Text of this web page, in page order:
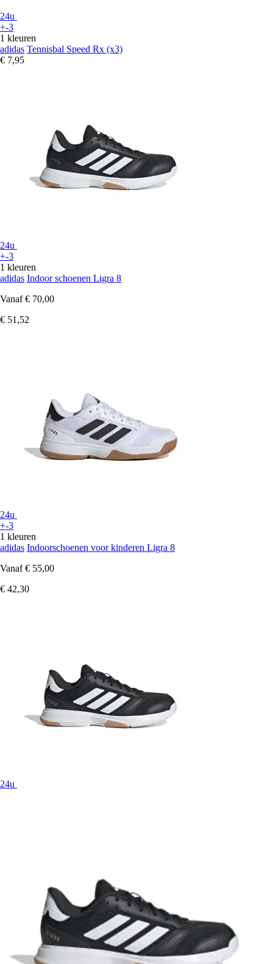
24u
+-3
1 kleuren
adidas Tennisbal Speed Rx (x3)
€ 7,95
24u
+-3
1 kleuren
adidas Indoor schoenen Ligra 8
Vanaf € 70,00
€ 51,52
24u
+-3
1 kleuren
adidas Indoorschoenen voor kinderen Ligra 8
Vanaf € 55,00
€ 42,30
24u